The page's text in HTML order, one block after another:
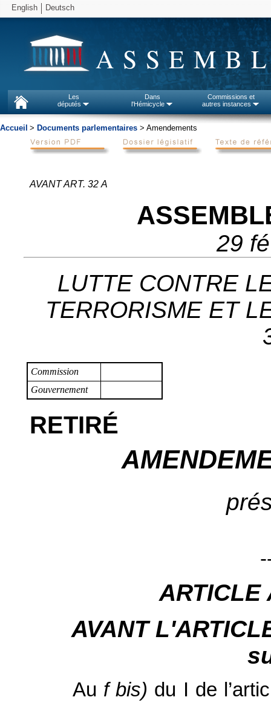
English Deutsch
Les
députés
Dans
l'Hémicycle
Commissions et
autres instances
Accueil > Documents parlementaires > Amendements
AVANT ART. 32 A
29
LUTTE CONTRE
TERRORISME ET
Commission
Gouvernement
RETIRÉ
ARTICLE
AVANT
Au f bis) du I de